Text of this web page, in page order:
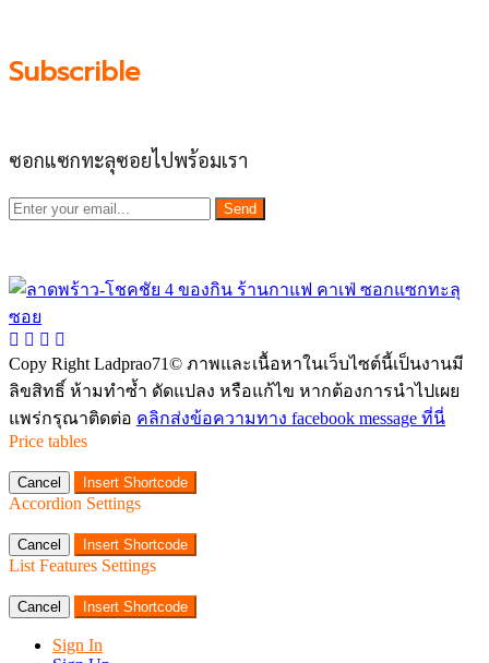
Subscrible
ซอกแซกทะลุซอยไปพร้อมเรา
Send
Copy Right Ladprao71© ภาพและเนื้อหาในเว็บไซต์นี้เป็นงานมี
ลิขสิทธิ์ ห้ามทำซ้ำ ดัดแปลง หรือแก้ไข หากต้องการนำไปเผย
แพร่กรุณาติดต่อ คลิกส่งข้อความทาง facebook message ที่นี่
Price tables
Cancel Insert Shortcode
Accordion Settings
Cancel Insert Shortcode
List Features Settings
Cancel Insert Shortcode
Sign In